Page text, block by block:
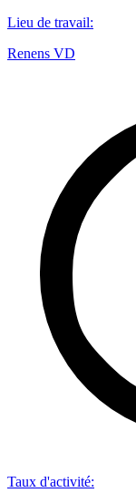
Lieu de travail:
Renens VD
Taux d'activité: